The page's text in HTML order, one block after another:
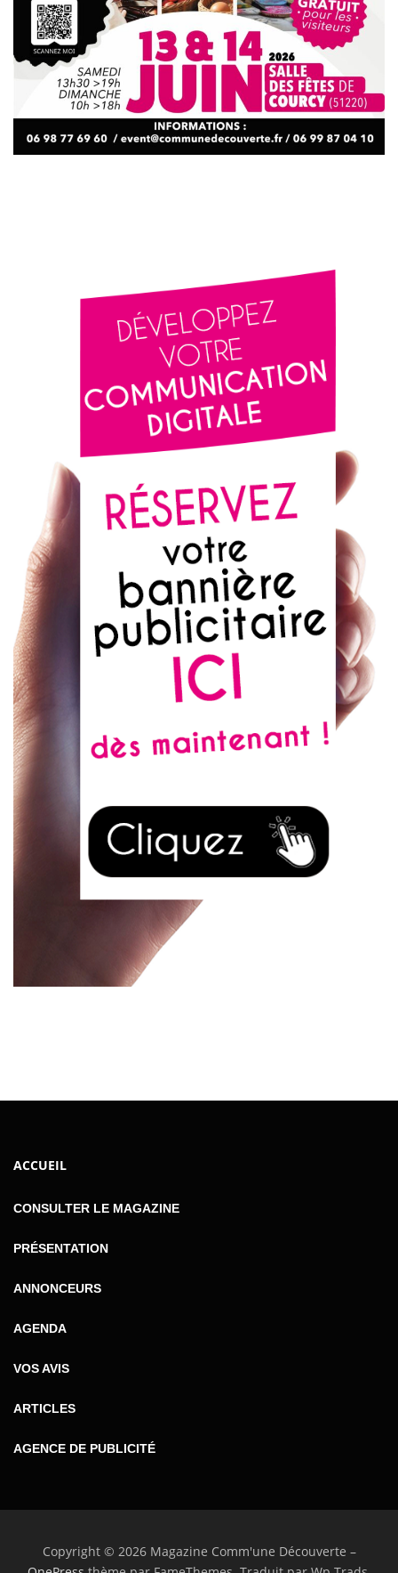
ACCUEIL
CONSULTER LE MAGAZINE
PRÉSENTATION
ANNONCEURS
AGENDA
VOS AVIS
ARTICLES
AGENCE DE PUBLICITÉ
Copyright © 2026 Magazine Comm'une Découverte –